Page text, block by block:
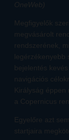
OneWeb)
Megfigyelők
megvásárolt
rendszerének,
legérzékenyebb
bejelentés
navigációs
Királyság
a Copernicus
Egyelőre azt
startjaira